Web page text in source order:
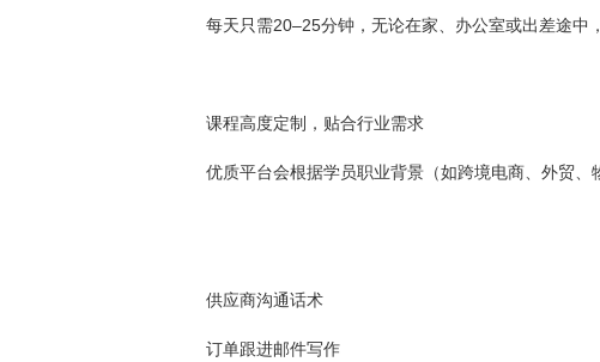
每天只需20–25分钟，无论在家、办公室或出差途中
课程高度定制，贴合行业需求
优质平台会根据学员职业背景（如跨境电商、外贸
供应商沟通话术
订单跟进邮件写作